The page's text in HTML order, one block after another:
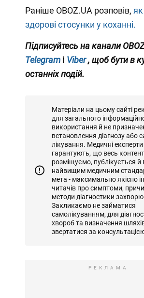
Раніше OBOZ.UA розповів,
здорові стосунки у коханні.
Підписуйтесь на канали
Telegram і Viber , щоб бути в
останніх подій.
Матеріали на цьому сайті
для загального
використання й не
встановлення діагнозу або
лікування. Медичні
гарантують, що весь
розміщуємо, публікується й
найвищим медичним
мета - максимально якісно
читачів про симптоми,
методи діагностики
Закликаємо не займатися
самолікуванням, для
хвороб та визначення
звертатися за
РЕКЛАМА